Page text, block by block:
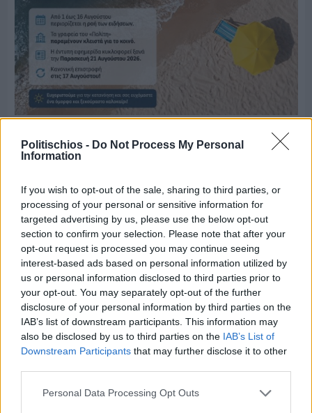
Politischios - Do Not Process My Personal
Information
If you wish to opt-out of the sale, sharing to third parties, or
processing of your personal or sensitive information for
targeted advertising by us, please use the below opt-out
section to confirm your selection. Please note that after your
opt-out request is processed you may continue seeing
interest-based ads based on personal information utilized by
us or personal information disclosed to third parties prior to
your opt-out. You may separately opt-out of the further
disclosure of your personal information by third parties on the
IAB’s list of downstream participants. This information may
also be disclosed by us to third parties on the IAB’s List of
Downstream Participants that may further disclose it to other
Personal Data Processing Opt Outs
Πριν 8 ημέρες
Μία μικρή αλλά αναγκαία ανάπαυλα για την
ομάδα του «Πολίτη»
Πριν 8 ημέρες